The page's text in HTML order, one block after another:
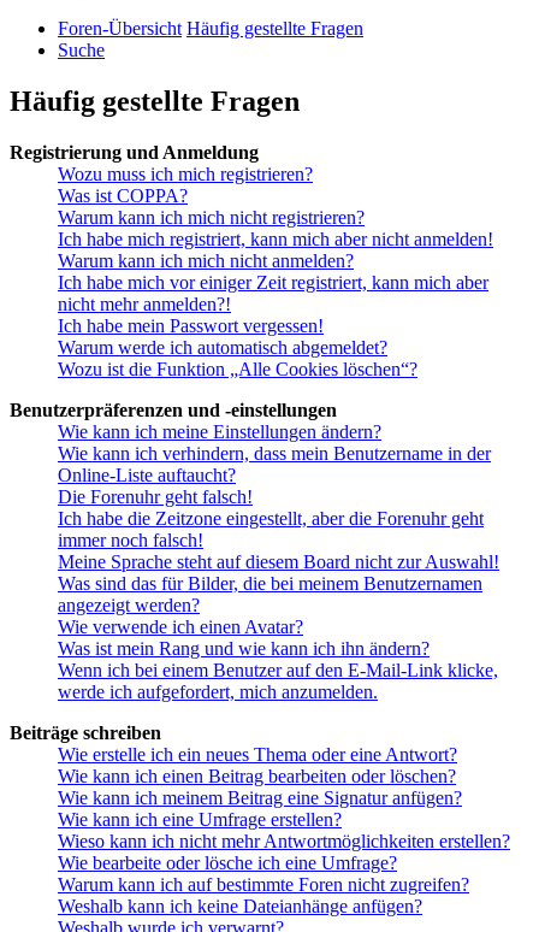
Foren-Übersicht Häufig gestellte Fragen
Suche
Häufig gestellte Fragen
Registrierung und Anmeldung
Wozu muss ich mich registrieren?
Was ist COPPA?
Warum kann ich mich nicht registrieren?
Ich habe mich registriert, kann mich aber nicht anmelden!
Warum kann ich mich nicht anmelden?
Ich habe mich vor einiger Zeit registriert, kann mich aber
nicht mehr anmelden?!
Ich habe mein Passwort vergessen!
Warum werde ich automatisch abgemeldet?
Wozu ist die Funktion „Alle Cookies löschen“?
Benutzerpräferenzen und -einstellungen
Wie kann ich meine Einstellungen ändern?
Wie kann ich verhindern, dass mein Benutzername in der
Online-Liste auftaucht?
Die Forenuhr geht falsch!
Ich habe die Zeitzone eingestellt, aber die Forenuhr geht
immer noch falsch!
Meine Sprache steht auf diesem Board nicht zur Auswahl!
Was sind das für Bilder, die bei meinem Benutzernamen
angezeigt werden?
Wie verwende ich einen Avatar?
Was ist mein Rang und wie kann ich ihn ändern?
Wenn ich bei einem Benutzer auf den E-Mail-Link klicke,
werde ich aufgefordert, mich anzumelden.
Beiträge schreiben
Wie erstelle ich ein neues Thema oder eine Antwort?
Wie kann ich einen Beitrag bearbeiten oder löschen?
Wie kann ich meinem Beitrag eine Signatur anfügen?
Wie kann ich eine Umfrage erstellen?
Wieso kann ich nicht mehr Antwortmöglichkeiten erstellen?
Wie bearbeite oder lösche ich eine Umfrage?
Warum kann ich auf bestimmte Foren nicht zugreifen?
Weshalb kann ich keine Dateianhänge anfügen?